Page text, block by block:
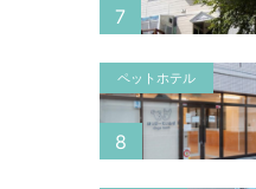
7
ペットホテル
8